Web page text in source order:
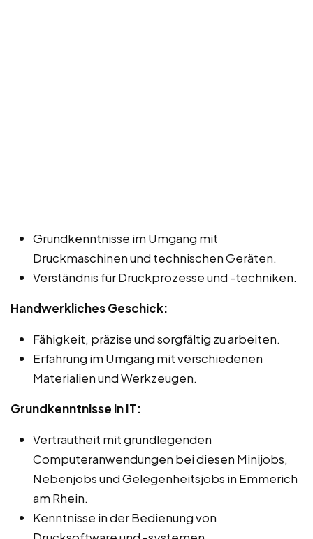
Grundkenntnisse im Umgang mit
Druckmaschinen und technischen Geräten.
Verständnis für Druckprozesse und -techniken.
Handwerkliches Geschick:
Fähigkeit, präzise und sorgfältig zu arbeiten.
Erfahrung im Umgang mit verschiedenen
Materialien und Werkzeugen.
Grundkenntnisse in IT:
Vertrautheit mit grundlegenden
Computeranwendungen bei diesen Minijobs,
Nebenjobs und Gelegenheitsjobs in Emmerich
am Rhein.
Kenntnisse in der Bedienung von